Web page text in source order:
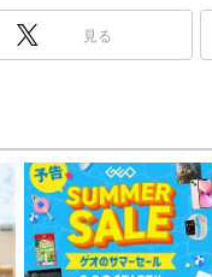
見る